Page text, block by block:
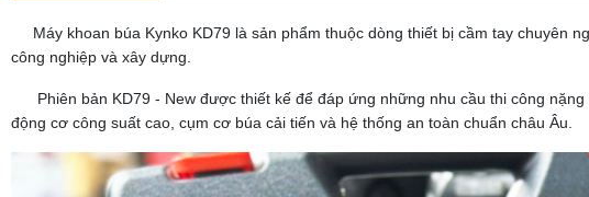
Máy khoan búa Kynko KD79 là sản phẩm thuộc dòng thiết bị cầm tay chuyên
công nghiệp và xây dựng.
Phiên bản KD79 - New được thiết kế để đáp ứng những nhu cầu thi công
động cơ công suất cao, cụm cơ búa cải tiến và hệ thống an toàn chuẩn châu Âu.